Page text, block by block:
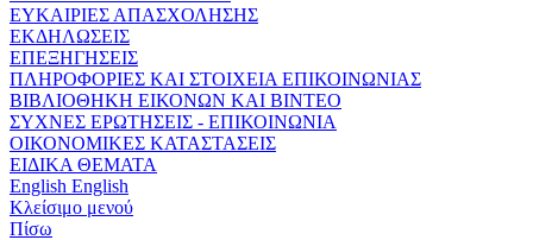
ΕΥΚΑΙΡΙΕΣ ΑΠΑΣΧΟΛΗΣΗΣ
ΕΚΔΗΛΩΣΕΙΣ
ΕΠΕΞΗΓΗΣΕΙΣ
ΠΛΗΡΟΦΟΡΙΕΣ ΚΑΙ ΣΤΟΙΧΕΙΑ ΕΠΙΚΟΙΝΩΝΙΑΣ
ΒΙΒΛΙΟΘΗΚΗ ΕΙΚΟΝΩΝ ΚΑΙ ΒΙΝΤΕΟ
ΣΥΧΝΕΣ ΕΡΩΤΗΣΕΙΣ - ΕΠΙΚΟΙΝΩΝΙΑ
ΟΙΚΟΝΟΜΙΚΕΣ ΚΑΤΑΣΤΑΣΕΙΣ
ΕΙΔΙΚΑ ΘΕΜΑΤΑ
English English
Κλείσιμο μενού
Πίσω